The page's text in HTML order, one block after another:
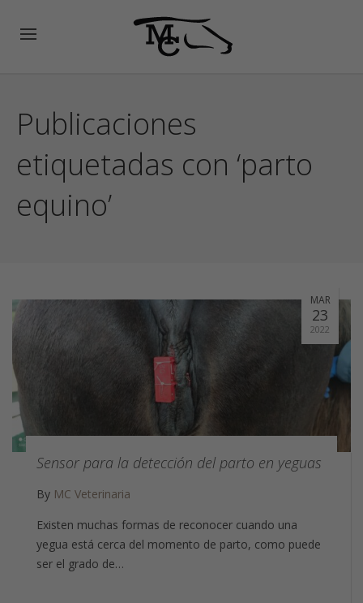
Publicaciones
etiquetadas con ‘parto
equino’
MAR
23
2022
Sensor para la detección del parto en yeguas
By MC Veterinaria
Existen muchas formas de reconocer cuando una
yegua está cerca del momento de parto, como puede
ser el grado de…